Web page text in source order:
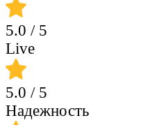
5.0 / 5
Live
5.0 / 5
Надежность